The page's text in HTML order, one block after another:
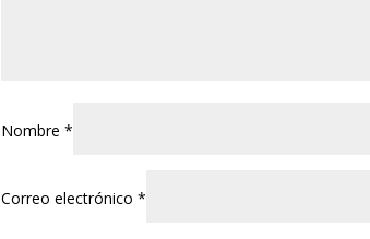
Nombre*
Correo electrónico*